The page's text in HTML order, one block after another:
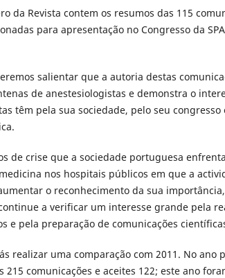
da Revista contem os resumos das 115
para apresentação no Congresso da
salientar que a autoria destas
de anestesiologistas e demonstra o
têm pela sua sociedade, pelo seu congresso
de crise que a sociedade portuguesa
nos hospitais públicos em que a
o reconhecimento da sua
a verificar um interesse grande pela
e pela preparação de comunicações
realizar uma comparação com 2011. No ano
215 comunicações e aceites 122; este ano